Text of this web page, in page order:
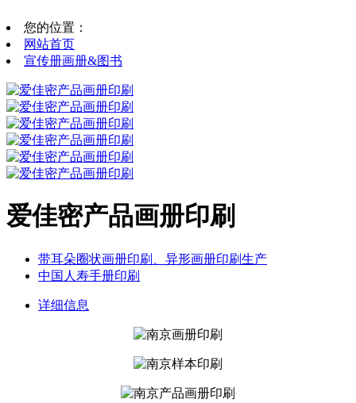
您的位置：
网站首页
宣传册画册&图书
爱佳密产品画册印刷
带耳朵圈状画册印刷、异形画册印刷生产
中国人寿手册印刷
详细信息